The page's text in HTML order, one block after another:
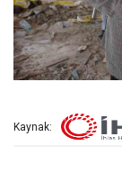
Kaynak: